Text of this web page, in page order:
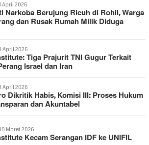
April 2026
Narkoba Berujung Ricuh di Rohil, Warga
dan Rusak Rumah Milik Diduga
April 2026
Tiga Prajurit TNI Gugur Terkait
Israel dan Iran
April 2026
Dikritik Habis, Komisi III: Proses Hukum
dan Akuntabel
Maret 2026
Kecam Serangan IDF ke UNIFIL